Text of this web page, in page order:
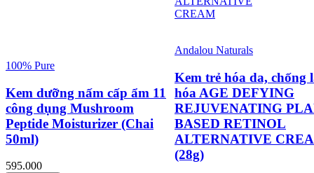
100% Pure
Kem dưỡng nấm cấp ẩm 11
công dụng Mushroom
Peptide Moisturizer (Chai
50ml)
595.000
Andalou Naturals
Kem trẻ hóa da, chống
hóa AGE DEFYING
REJUVENATING
BASED RETINOL
ALTERNATIVE
(28g)